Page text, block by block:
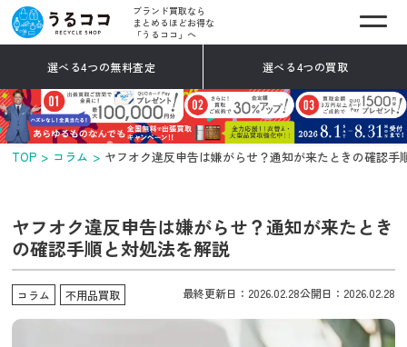
ブランド買取なら
まとめるほどお得な
「うるココ」へ
選べる4つの無料査定 選べる4つの買取
TOP コラム ヤフオク違反申告は嫌がらせ？通知が来たときの確認手
ヤフオク違反申告は嫌がらせ？通知が来たとき
の確認手順と対処法を解説
コラム 不用品買取 最終更新日：2026.02.28公開日：2026.02.28